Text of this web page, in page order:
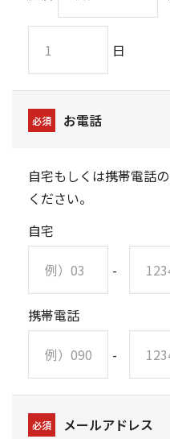
日
必須 お電話
自宅もしくは携帯電話
ください。
自宅
-
携帯電話
-
必須 メールアドレス